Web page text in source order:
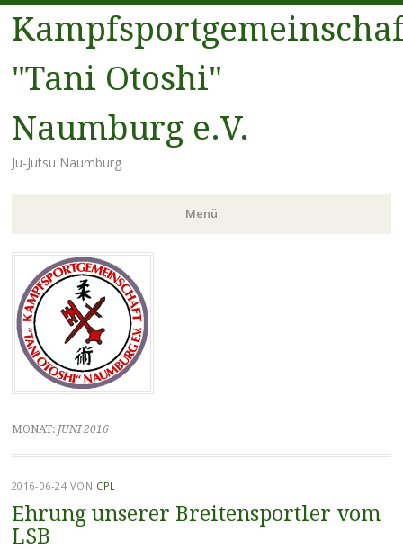
"Tani Otoshi"
Naumburg e.V.
Ju-Jutsu Naumburg
Menü
Zum
Inhalt
springen
MONAT: JUNI 2016
2016-06-24 VON CPL
Ehrung unserer Breitensportler vom
LSB